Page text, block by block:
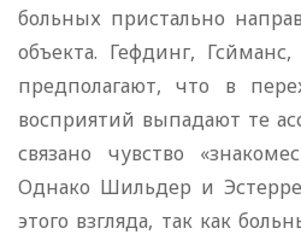
больных пристально
объекта. Гефдинг,
предполагают, что в
восприятий выпадают те
связано чувство
Однако Шильдер и
этого взгляда, так как